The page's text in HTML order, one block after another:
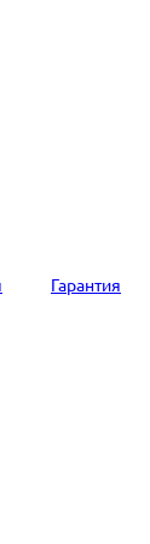
Гарантия